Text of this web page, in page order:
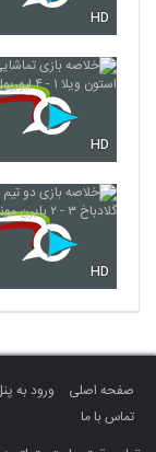
HD
HD
HD
صفحه اصلی ورود به
تماس با ما